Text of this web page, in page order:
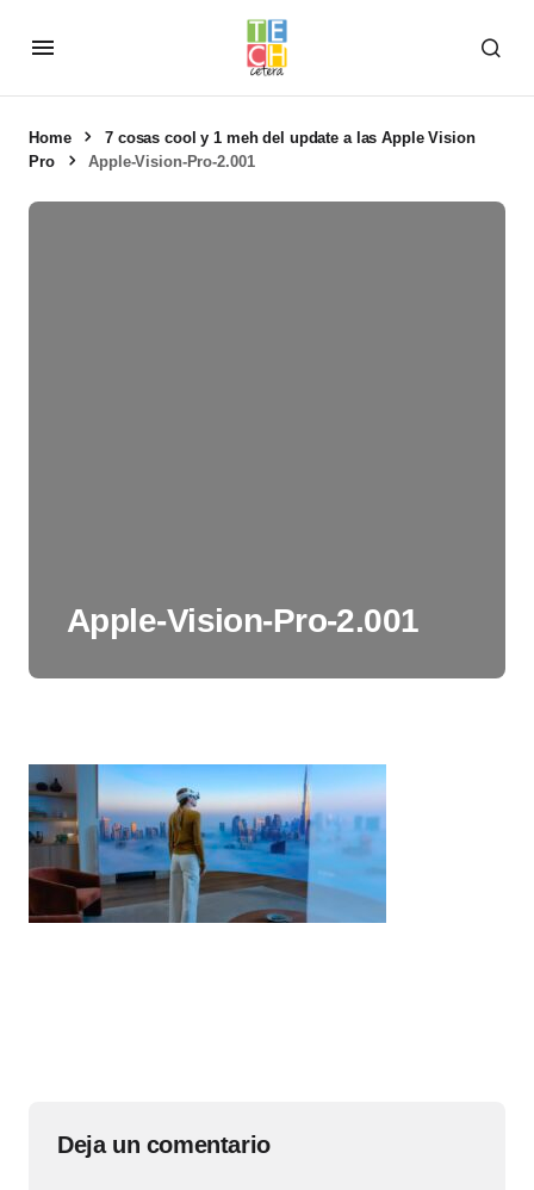
Home
7 cosas cool y 1 meh del update a las Apple Vision
Pro
Apple-Vision-Pro-2.001
Apple-Vision-Pro-2.001
Deja un comentario